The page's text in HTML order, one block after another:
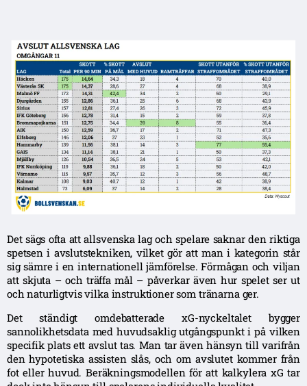
Det sägs ofta att allsvenska lag och spelare saknar den riktiga
spetsen i avslutstekniken, vilket gör att man i kategorin står
sig sämre i en internationell jämförelse. Förmågan och viljan
att skjuta – och träffa mål – påverkar även hur spelet ser ut
och naturligtvis vilka instruktioner som tränarna ger.
Det ständigt omdebatterade xG-nyckeltalet bygger
sannolikhetsdata med huvudsaklig utgångspunkt i på vilken
specifik plats ett avslut tas. Man tar även hänsyn till varifrån
den hypotetiska assisten slås, och om avslutet kommer från
fot eller huvud. Beräkningsmodellen för att kalkylera xG tar